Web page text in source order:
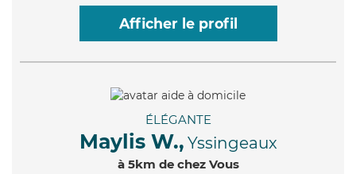
Afficher le profil
ÉLÉGANTE
Maylis W., Yssingeaux
à 5km de chez Vous